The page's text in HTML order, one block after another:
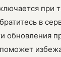
при
в
обновления